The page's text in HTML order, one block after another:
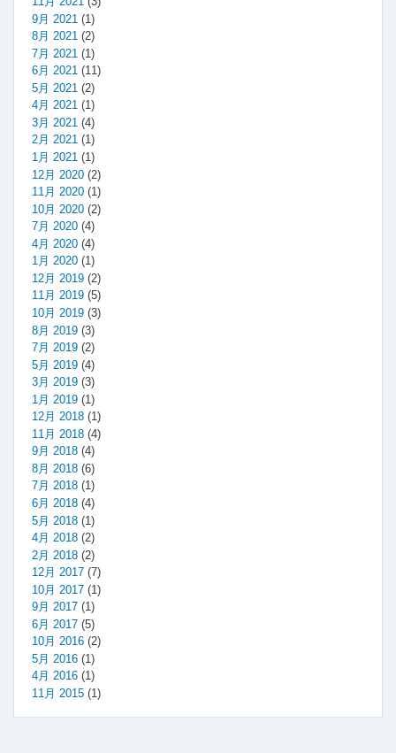
9月 2021 (1)
8月 2021 (2)
7月 2021 (1)
6月 2021 (11)
5月 2021 (2)
4月 2021 (1)
3月 2021 (4)
2月 2021 (1)
1月 2021 (1)
12月 2020 (2)
11月 2020 (1)
10月 2020 (2)
7月 2020 (4)
4月 2020 (4)
1月 2020 (1)
12月 2019 (2)
11月 2019 (5)
10月 2019 (3)
8月 2019 (3)
7月 2019 (2)
5月 2019 (4)
3月 2019 (3)
1月 2019 (1)
12月 2018 (1)
11月 2018 (4)
9月 2018 (4)
8月 2018 (6)
7月 2018 (1)
6月 2018 (4)
5月 2018 (1)
4月 2018 (2)
2月 2018 (2)
12月 2017 (7)
10月 2017 (1)
9月 2017 (1)
6月 2017 (5)
10月 2016 (2)
5月 2016 (1)
4月 2016 (1)
11月 2015 (1)